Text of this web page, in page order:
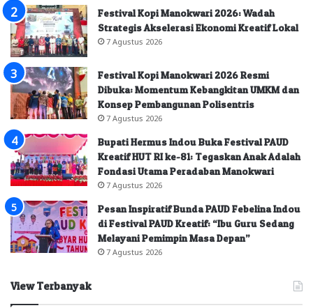
Festival Kopi Manokwari 2026: Wadah
Strategis Akselerasi Ekonomi Kreatif Lokal
7 Agustus 2026
Festival Kopi Manokwari 2026 Resmi
Dibuka: Momentum Kebangkitan UMKM dan
Konsep Pembangunan Polisentris
7 Agustus 2026
Bupati Hermus Indou Buka Festival PAUD
Kreatif HUT RI ke-81: Tegaskan Anak Adalah
Fondasi Utama Peradaban Manokwari
7 Agustus 2026
Pesan Inspiratif Bunda PAUD Febelina Indou
di Festival PAUD Kreatif: “Ibu Guru Sedang
Melayani Pemimpin Masa Depan”
7 Agustus 2026
View Terbanyak